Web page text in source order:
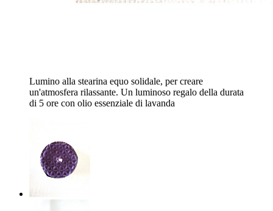
Lumino alla stearina equo solidale, per creare
un'atmosfera rilassante. Un luminoso regalo della durata
di 5 ore con olio essenziale di lavanda